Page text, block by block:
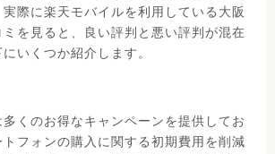
際に楽天モバイルを利用している大阪
を見ると、良い評判と悪い評判が混在
いくつか紹介します。
多くのお得なキャンペーンを提供してお
トフォンの購入に関する初期費用を削減